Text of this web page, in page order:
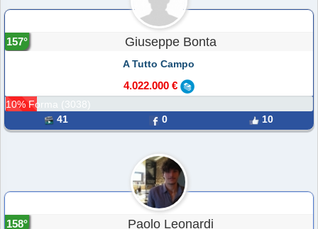
Giuseppe Bonta
157°
A Tutto Campo
4.022.000 €
10% Forma (3038)
41
0 10
Paolo Leonardi
158°